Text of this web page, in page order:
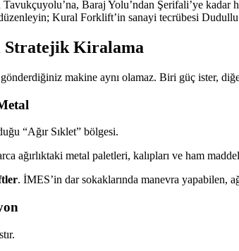
Baraj Yolu’ndan Şerifali’ye
Kural Forklift’in sanayi tecrübesi
Stratejik Kiralama
makine aynı olamaz. Biri güç ister,
“Ağır Sıklet” bölgesi.
ağırlıktaki metal paletleri, kalıpları ve ham
. İMES’in dar sokaklarında manevra yapabilen,